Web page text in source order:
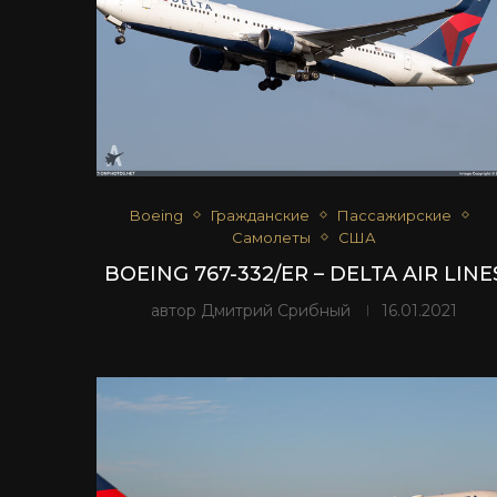
Boeing Гражданские
Пассажирские
Самолеты
США
BOEING 767-332/ER – DELTA AIR
автор Дмитрий Срибный 16.01.2021